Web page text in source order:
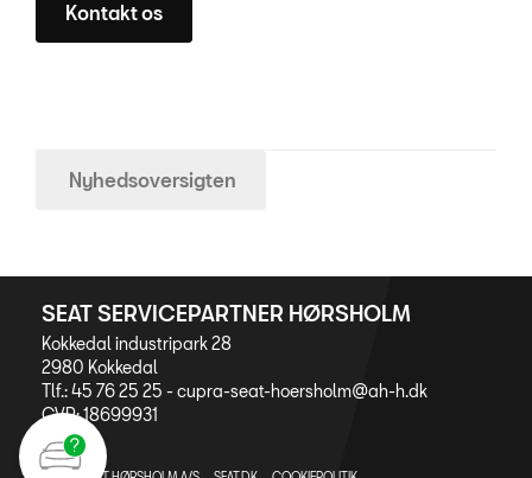
Kontakt os
Nyhedsoversigten
SEAT SERVICEPARTNER HØRSHOLM
Kokkedal industripark 28
2980 Kokkedal
Tlf.: 45 76 25 25 -cupra-seat-hoersholm@ah-h.dk
CVR: 18699931